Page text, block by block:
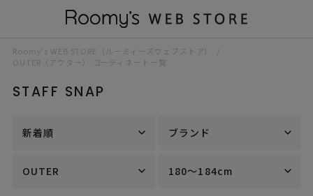
Roomy’s WEB STORE（ルーミィーズウェブストア）
OUTER（アウター） コーディネート一覧
STAFF SNAP
新着順 ブランド
OUTER 180～184cm